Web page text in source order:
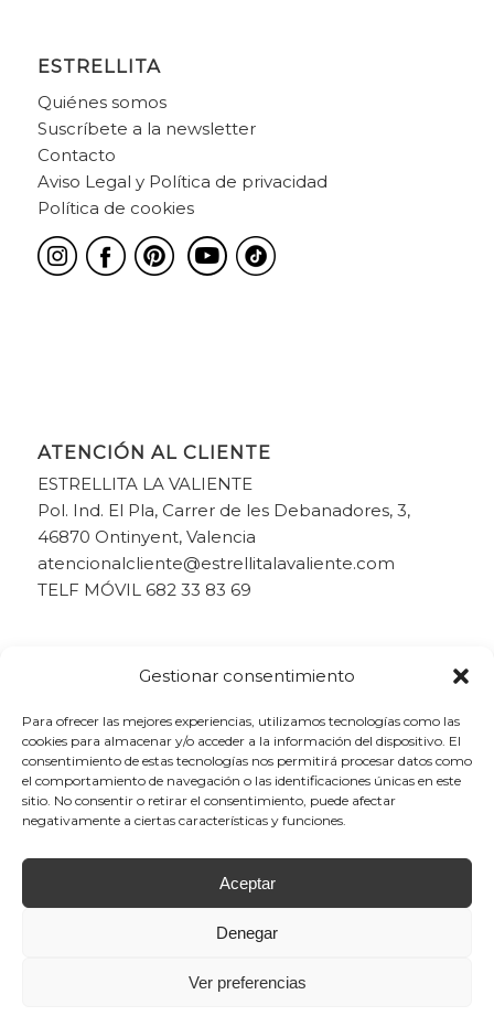
Gestionar consentimiento
Para ofrecer las mejores experiencias, utilizamos tecnologías como las
cookies para almacenar y/o acceder a la información del dispositivo. El
consentimiento de estas tecnologías nos permitirá procesar datos como
el comportamiento de navegación o las identificaciones únicas en este
sitio. No consentir o retirar el consentimiento, puede afectar
negativamente a ciertas características y funciones.
Aceptar
Denegar
Ver preferencias
ESTRELLITA
Quiénes somos
Suscríbete a la newsletter
Contacto
Aviso Legal y Política de privacidad
Política de cookies
ATENCIÓN AL CLIENTE
ESTRELLITA LA VALIENTE
Pol. Ind. El Pla, Carrer de les Debanadores, 3,
46870 Ontinyent, Valencia
atencionalcliente@estrellitalavaliente.com
TELF MÓVIL 682 33 83 69
© Copyright - Estrellita la Valiente - 2023 -info@estrellitalavaliente.com